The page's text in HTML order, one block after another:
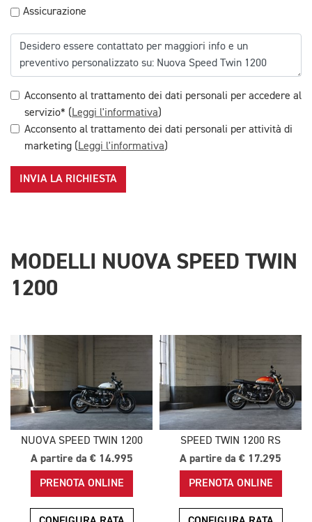
Assicurazione
Acconsento al trattamento dei dati personali per accedere al
servizio* (Leggi l'informativa)
Acconsento al trattamento dei dati personali per attività di
marketing (Leggi l'informativa)
INVIA LA RICHIESTA
MODELLI NUOVA SPEED TWIN
1200
NUOVA SPEED TWIN 1200
A partire da € 14.995
PRENOTA ONLINE
SPEED TWIN 1200 RS
A partire da € 17.295
PRENOTA ONLINE